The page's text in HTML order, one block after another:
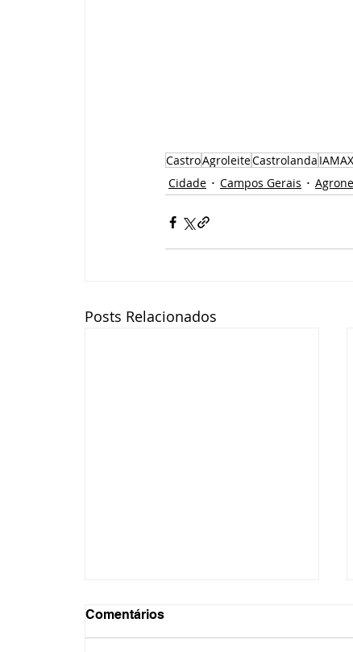
CastroAgroleiteCastrolanda IAMAX
Cidade
Campos Gerais
Posts Relacionados
Comentários